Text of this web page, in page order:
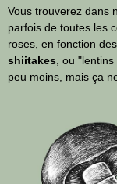
Vous trouverez dans
parfois de toutes les
roses, en fonction
shiitakes , ou
peu moins, mais ça